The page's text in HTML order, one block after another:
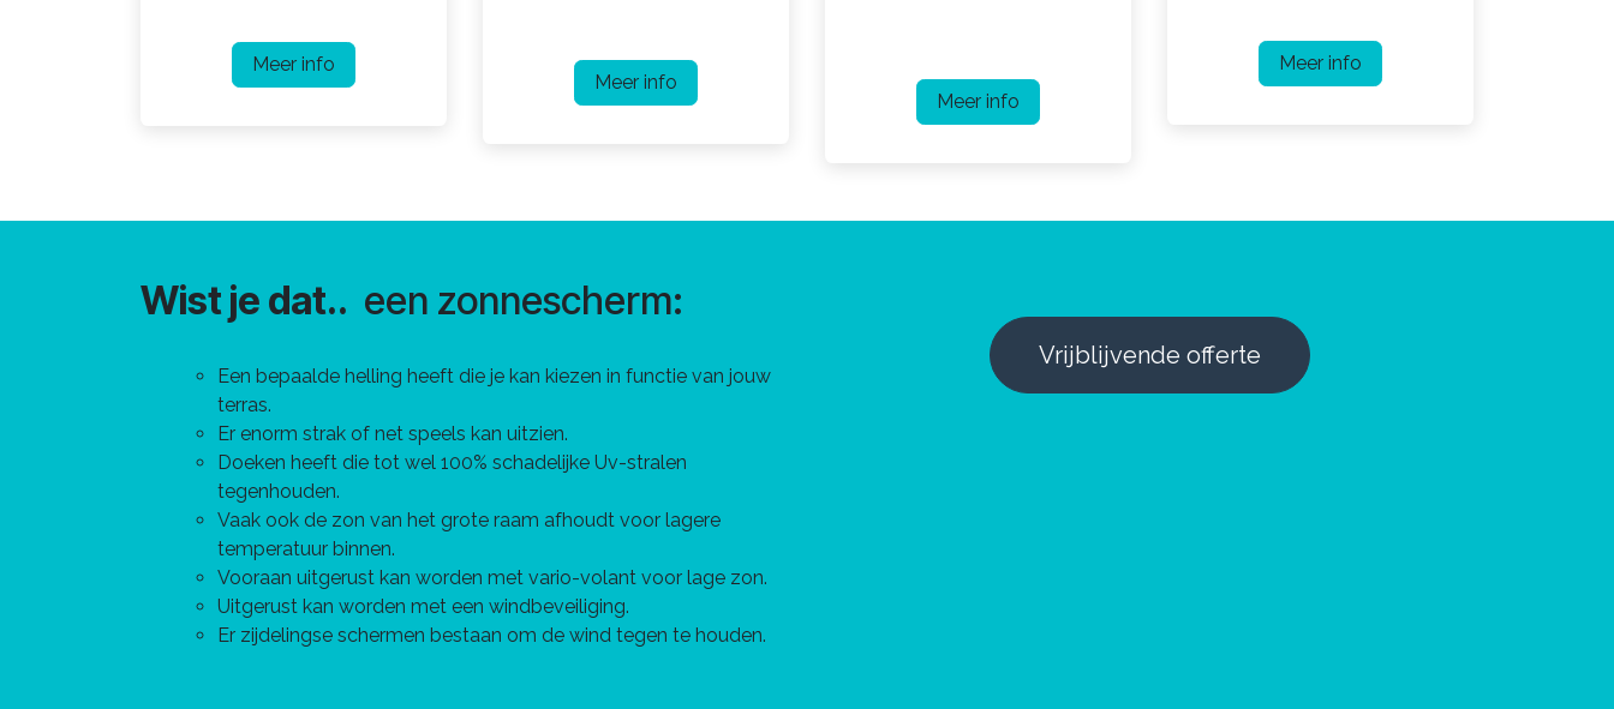
Meer info
Meer info
Meer info
Meer info
Wist je dat.. een zonnescherm:
Een bepaalde helling heeft die je kan kiezen in functie van jouw
terras.
Er enorm strak of net speels kan uitzien.
Doeken heeft die tot wel 100% schadelijke Uv-stralen
tegenhouden.
Vaak ook de zon van het grote raam afhoudt voor lagere
temperatuur binnen.
Vooraan uitgerust kan worden met vario-volant voor lage zon.
Uitgerust kan worden met een windbeveiliging.
Er zijdelingse schermen bestaan om de wind tegen te houden.
Vrijblijvende offerte